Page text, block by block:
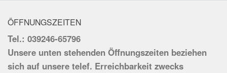
ÖFFNUNGSZEITEN
Tel.: 039246-65796
Unsere unten stehenden Öffnungszeiten beziehen
sich auf unsere telef. Erreichbarkeit zwecks